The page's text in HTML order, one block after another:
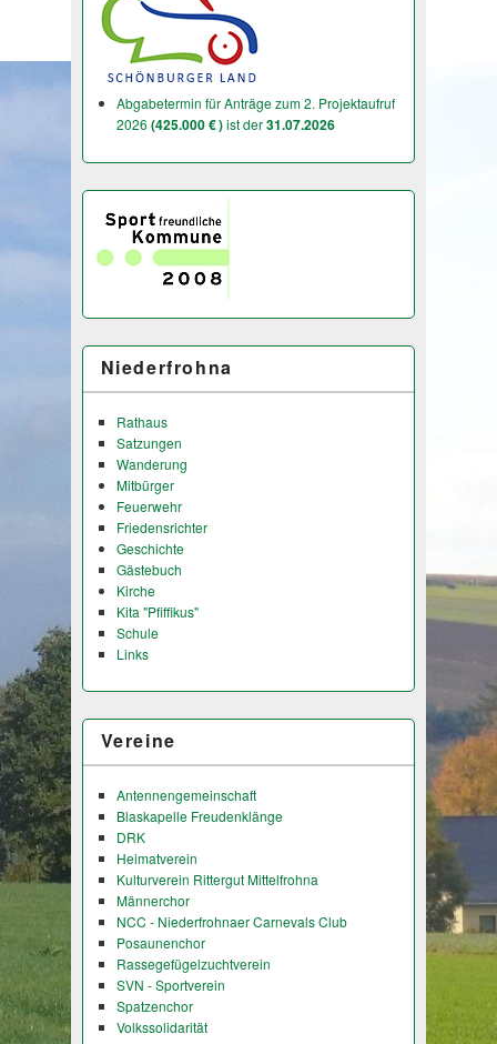
Abgabetermin für Anträge zum 2. Projektaufruf
2026 (425.000 € )ist der31.07.2026
Niederfrohna
Rathaus
Satzungen
Wanderung
Mitbürger
Feuerwehr
Friedensrichter
Geschichte
Gästebuch
Kirche
Kita "Pfiffikus"
Schule
Links
Vereine
Antennengemeinschaft
Blaskapelle Freudenklänge
DRK
Heimatverein
Kulturverein Rittergut Mittelfrohna
Männerchor
NCC - Niederfrohnaer Carnevals Club
Posaunenchor
Rassegefügelzuchtverein
SVN - Sportverein
Spatzenchor
Volkssolidarität